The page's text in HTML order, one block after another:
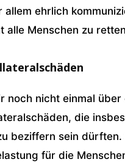
ehrlich
alle Menschen zu
noch nicht einmal
die
beziffern sein
für die